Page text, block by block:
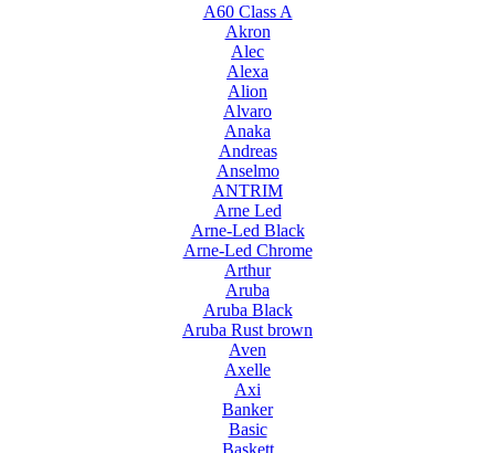
A60 Class A
Akron
Alec
Alexa
Alion
Alvaro
Anaka
Andreas
Anselmo
ANTRIM
Arne Led
Arne-Led Black
Arne-Led Chrome
Arthur
Aruba
Aruba Black
Aruba Rust brown
Aven
Axelle
Axi
Banker
Basic
Baskett